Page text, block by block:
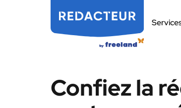
Confiez la